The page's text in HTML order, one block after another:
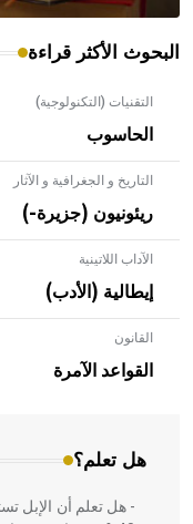
البحوث الأكثر قراءة
التقنيات (التكنولوجية)
الحاسوب
التاريخ و الجغرافية و الآثار
ريئونيون (جزيرة-)
الآداب اللاتينية
إيطالية (الأدب)
القانون
القواعد الآمرة
هل تعلم؟
- هل تعلم أن الأبلق
بالعمارة
المعمار على بناء
- هل تعلم أن الإبل